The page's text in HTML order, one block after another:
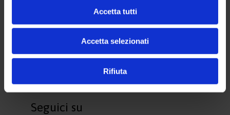
Accetta tutti
Accetta selezionati
Rifiuta
d’Italia di Pallavolo femminile, unico traguardo raggiunto da
una squadra del panorama pallavolistico femminile della
Seguici su